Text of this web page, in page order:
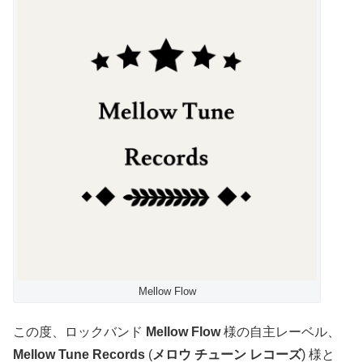
Mellow Flow
この度、ロックバンド Mellow Flow様の自主レーベル、
Mellow Tune Records (メロウ チューン レコーズ) 様と